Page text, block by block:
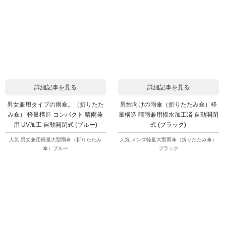
詳細記事を見る
男女兼用タイプの雨傘。（折りたた
み傘） 軽量構造 コンパクト 晴雨兼
用 UV加工 自動開閉式 (ブルー)
人気 男女兼用軽量大型雨傘（折りたたみ
傘）ブルー
詳細記事を見る
男性向けの雨傘（折りたたみ傘）軽
量構造 晴雨兼用撥水加工済 自動開閉
式 (ブラック)
人気 メンズ軽量大型雨傘（折りたたみ傘）
ブラック